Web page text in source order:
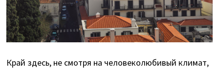
Край здесь, не смотря на человеколюбивый климат,